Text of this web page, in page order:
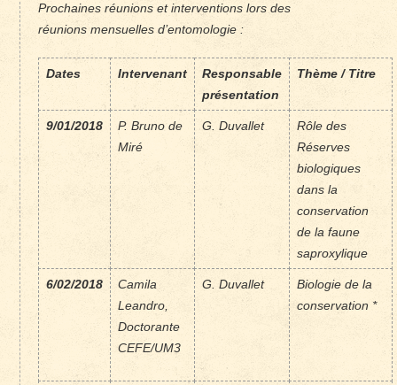
Prochaines réunions et interventions lors des
réunions mensuelles d’entomologie :
Dates Intervenant
Responsable
présentation
Thème / Titre
9/01/2018
P. Bruno de
Miré
G. Duvallet
Rôle des
Réserves
biologiques
dans la
conservation
de la faune
saproxylique
6/02/2018
Camila
Leandro,
Doctorante
CEFE/UM3
G. Duvallet
Biologie de la
conservation *